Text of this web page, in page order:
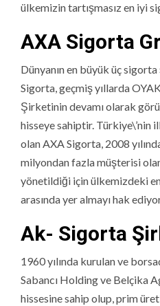
ülkemizin tartışmasız en iyi
AXA Sigorta
Dünyanın en büyük üç
Sigorta, geçmiş yıllarda
Şirketinin devamı olarak
hisseye sahiptir.
olan AXA Sigorta, 2008
milyondan fazla müşterisi
yönetildiği için ülkemizdeki
arasında yer almayı hak
Ak- Sigorta
1960 yılında kurulan ve
Sabancı Holding ve Belçika
hissesine sahip olup, prim